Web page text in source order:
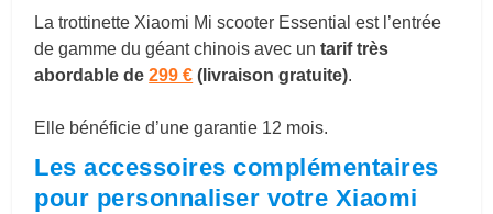
La trottinette Xiaomi Mi scooter Essential est l’entrée
de gamme du géant chinois avec untarif très
abordable de299 € (livraison gratuite).
Elle bénéficie d’une garantie 12 mois.
Les accessoires complémentaires
pour personnaliser votre Xiaomi